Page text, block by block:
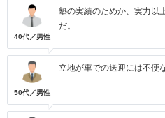
40代／男性
塾の実績のためか、実力以
だ。
50代／男性
立地が車での送迎には不便